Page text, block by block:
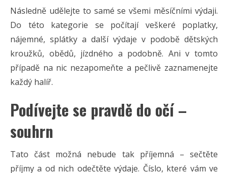
Následně udělejte to samé se všemi měsíčními výdaji.
Do této kategorie se počítají veškeré poplatky,
nájemné, splátky a další výdaje v podobě dětských
kroužků, obědů, jízdného a podobně. Ani v tomto
případě na nic nezapomeňte a pečlivě zaznamenejte
každý halíř.
Podívejte se pravdě do očí –
souhrn
Tato část možná nebude tak příjemná – sečtěte
příjmy a od nich odečtěte výdaje. Číslo, které vám ve